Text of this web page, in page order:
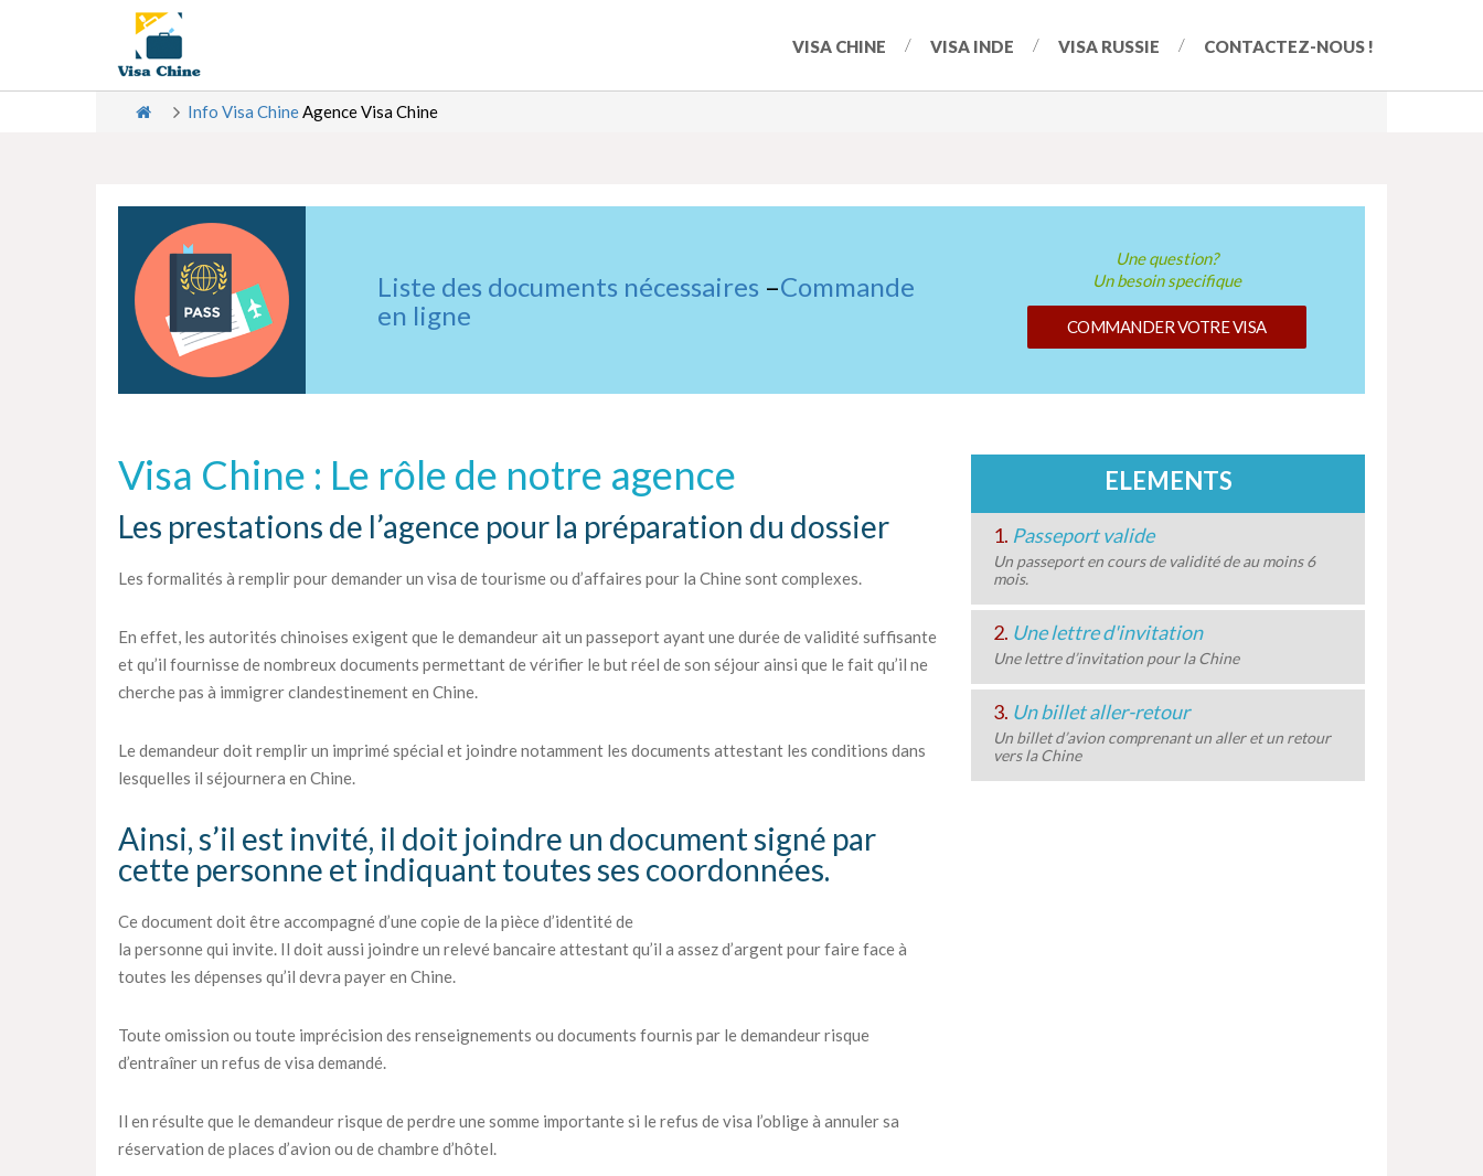
VISA CHINE VISA INDE VISA RUSSIE CONTACTEZ-NOUS !
Info Visa ChineAgence Visa Chine
Liste des documents nécessaires –Commande
en ligne
Une question?
Un besoin specifique
COMMANDER VOTRE VISA
Visa Chine : Le rôle de notre agence
Les prestations de l’agence pour la préparation du dossier
Les formalités à remplir pour demander un visa de tourisme ou d’affaires pour la Chine sont complexes.
En effet, les autorités chinoises exigent que le demandeur ait un passeport ayant une durée de validité suffisante
et qu’il fournisse de nombreux documents permettant de vérifier le but réel de son séjour ainsi que le fait qu’il ne
cherche pas à immigrer clandestinement en Chine.
Le demandeur doit remplir un imprimé spécial et joindre notamment les documents attestant les conditions dans
lesquelles il séjournera en Chine.
Ainsi, s’il est invité, il doit joindre un document signé par
cette personne et indiquant toutes ses coordonnées.
Ce document doit être accompagné d’une copie de la pièce d’identité de
la personne qui invite. Il doit aussi joindre un relevé bancaire attestant qu’il a assez d’argent pour faire face à
toutes les dépenses qu’il devra payer en Chine.
Toute omission ou toute imprécision des renseignements ou documents fournis par le demandeur risque
d’entraîner un refus de visa demandé.
Il en résulte que le demandeur risque de perdre une somme importante si le refus de visa l’oblige à annuler sa
réservation de places d’avion ou de chambre d’hôtel.
ELEMENTS
1. Passeport valide
Un passeport en cours de validité de au moins 6
mois.
2. Une lettre d'invitation
Une lettre d’invitation pour la Chine
3. Un billet aller-retour
Un billet d’avion comprenant un aller et un retour
vers la Chine